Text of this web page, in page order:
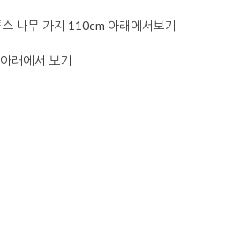
아래에서 보기